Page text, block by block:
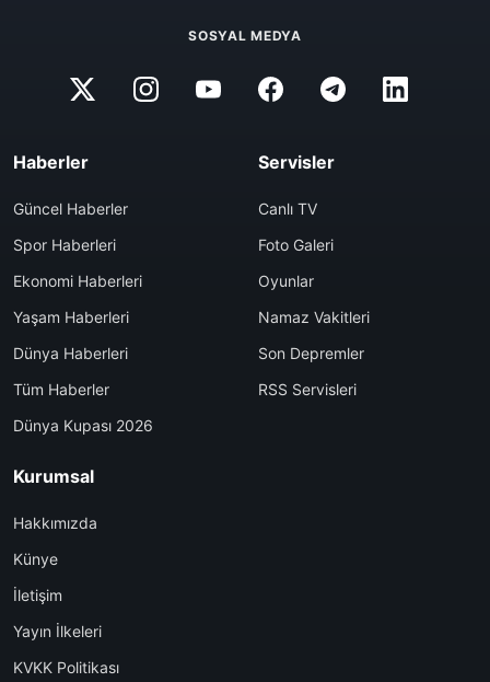
SOSYAL MEDYA
Haberler
Güncel Haberler
Spor Haberleri
Ekonomi Haberleri
Yaşam Haberleri
Dünya Haberleri
Tüm Haberler
Dünya Kupası 2026
Servisler
Canlı TV
Foto Galeri
Oyunlar
Namaz Vakitleri
Son Depremler
RSS Servisleri
Kurumsal
Hakkımızda
Künye
İletişim
Yayın İlkeleri
KVKK Politikası